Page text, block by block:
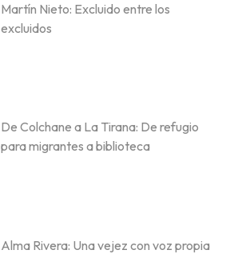
Martín Nieto: Excluido entre los
excluidos
De Colchane a La Tirana: De refugio
para migrantes a biblioteca
Alma Rivera: Una vejez con voz propia